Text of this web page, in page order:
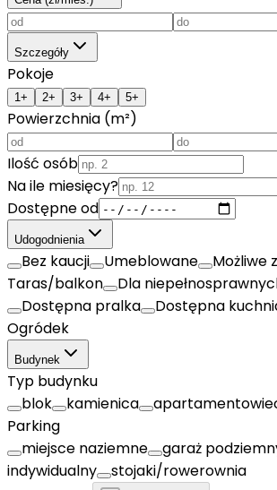
Szczegóły
Pokoje
1+ 2+ 3+ 4+ 5+
Powierzchnia (m²)
Ilość osób
Na ile miesięcy?
Dostępne od
Udogodnienia
Bez kaucji Umeblowane
Możliwe
Taras/balkon
Dla
Dostępna pralka
Dostępna
Ogródek
Budynek
Typ budynku
blok
kamienica
Parking
miejsce naziemne
garaż
indywidualny
stojaki/rowerownia